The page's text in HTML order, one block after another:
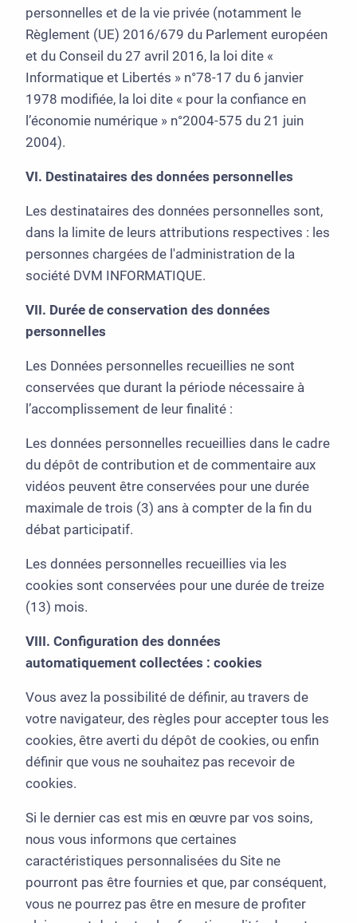
personnelles et de la vie privée (notamment le
Règlement (UE) 2016/679 du Parlement européen
et du Conseil du 27 avril 2016, la loi dite «
Informatique et Libertés » n°78-17 du 6 janvier
1978 modifiée, la loi dite « pour la confiance en
l’économie numérique » n°2004-575 du 21 juin
2004).
VI. Destinataires des données personnelles
Les destinataires des données personnelles sont,
dans la limite de leurs attributions respectives : les
personnes chargées de l'administration de la
société DVM INFORMATIQUE.
VII. Durée de conservation des données
personnelles
Les Données personnelles recueillies ne sont
conservées que durant la période nécessaire à
l’accomplissement de leur finalité :
Les données personnelles recueillies dans le cadre
du dépôt de contribution et de commentaire aux
vidéos peuvent être conservées pour une durée
maximale de trois (3) ans à compter de la fin du
débat participatif.
Les données personnelles recueillies via les
cookies sont conservées pour une durée de treize
(13) mois.
VIII. Configuration des données
automatiquement collectées : cookies
Vous avez la possibilité de définir, au travers de
votre navigateur, des règles pour accepter tous les
cookies, être averti du dépôt de cookies, ou enfin
définir que vous ne souhaitez pas recevoir de
cookies.
Si le dernier cas est mis en œuvre par vos soins,
nous vous informons que certaines
caractéristiques personnalisées du Site ne
pourront pas être fournies et que, par conséquent,
vous ne pourrez pas être en mesure de profiter